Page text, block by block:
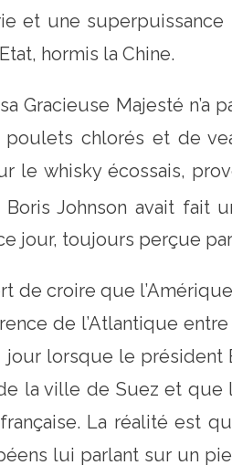
et une superpuissance
hormis la Chine.
Gracieuse Majesté
chlorés et de
le whisky écossais,
Johnson avait fait
jour, toujours perçue
de croire que
de l’Atlantique
lorsque le président
la ville de Suez et que
La réalité est
lui parlant sur un